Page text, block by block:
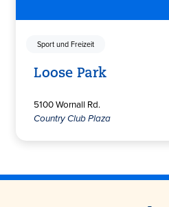
Sport und Freizeit
Loose Park
5100 Wornall Rd.
Country Club Plaza